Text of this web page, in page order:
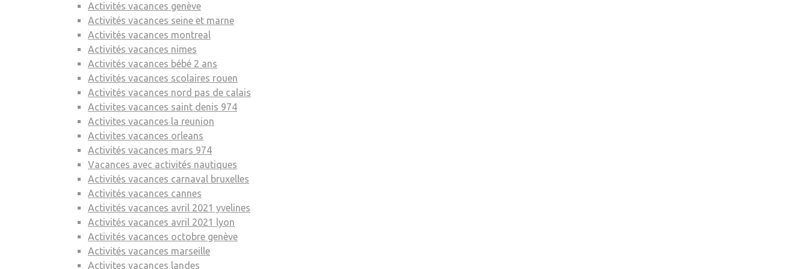
Activités vacances genève
Activités vacances seine et marne
Activités vacances montreal
Activités vacances nimes
Activités vacances bébé 2 ans
Activités vacances scolaires rouen
Activités vacances nord pas de calais
Activites vacances saint denis 974
Activites vacances la reunion
Activites vacances orleans
Activités vacances mars 974
Vacances avec activités nautiques
Activités vacances carnaval bruxelles
Activités vacances cannes
Activités vacances avril 2021 yvelines
Activités vacances avril 2021 lyon
Activités vacances octobre genève
Activités vacances marseille
Activites vacances landes